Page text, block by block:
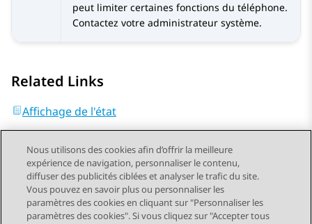
peut limiter certaines fonctions du téléphone.
Contactez votre administrateur système.
Related Links
Affichage de l'état
Send Feedback
Nous utilisons des cookies afin d’offrir la meilleure
expérience de navigation, personnaliser le contenu,
diffuser des publicités ciblées et analyser le trafic du site.
Vous pouvez en savoir plus ou personnaliser les
paramètres des cookies en cliquant sur "Personnaliser les
paramètres des cookies". Si vous cliquez sur "Accepter tous